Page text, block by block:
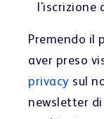
l'iscrizione
Premendo il
aver preso
privacy sul
newsletter di